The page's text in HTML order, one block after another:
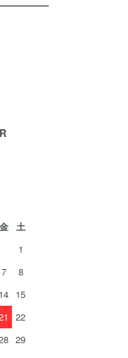
金
土
1
7
8
14 15
22
29